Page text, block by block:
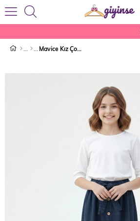
Mavice Kız Çocuk Kot Etek Lacivert